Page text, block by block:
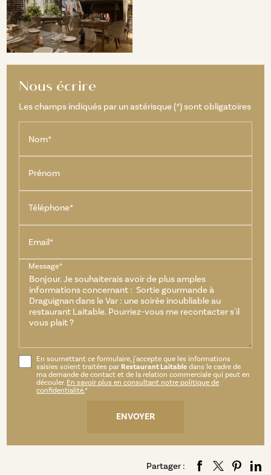
Nous écrire
Les champs indiqués par un astérisque (*) sont obligatoires
Nom*
Prénom
Téléphone*
Email*
Message*
En soumettant ce formulaire, j'accepte que les informations
saisies soient traitées parRestaurant Laitable dans le cadre de
ma demande de contact et de la relation commerciale qui peut en
découler. En savoir plus en consultant notre politique de
confidentialité.*
Partager :